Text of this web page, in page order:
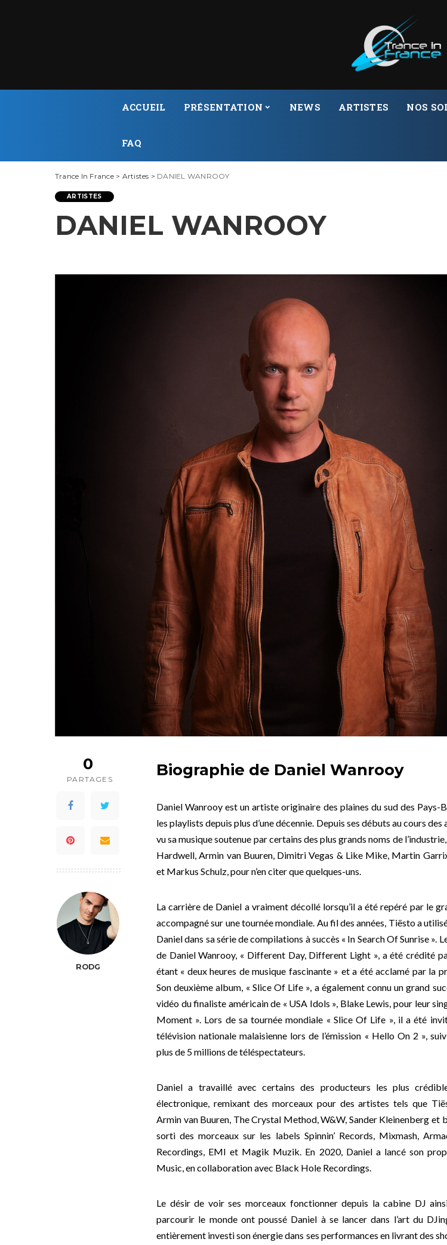
ACCUEIL PRÉSENTATION NEWS ARTISTES NOS
FAQ
Trance In France> Artistes > DANIEL WANROOY
ARTISTES
DANIEL WANROOY
0
PARTAGES
RODG
Biographie de Daniel Wanrooy
Daniel Wanrooy est un artiste originaire des plaines du sud des Pays-
les playlists depuis plus d’une décennie. Depuis ses débuts au cours des
vu sa musique soutenue par certains des plus grands noms de
Hardwell, Armin van Buuren, Dimitri Vegas & Like Mike, Martin
et Markus Schulz, pour n’en citer que quelques-uns.
La carrière de Daniel a vraiment décollé lorsqu’il a été repéré par le
accompagné sur une tournée mondiale. Au fil des années, Tiësto a
Daniel dans sa série de compilations à succès « In Search Of Sunrise ».
de Daniel Wanrooy, « Different Day, Different Light », a été crédité
étant « deux heures de musique fascinante » et a été acclamé par la
Son deuxième album, « Slice Of Life », a également connu un grand
vidéo du finaliste américain de « USA Idols », Blake Lewis, pour leur
Moment ». Lors de sa tournée mondiale « Slice Of Life », il a été
télévision nationale malaisienne lors de l’émission « Hello On 2 »,
plus de 5 millions de téléspectateurs.
Daniel a travaillé avec certains des producteurs les plus
électronique, remixant des morceaux pour des artistes tels que
Armin van Buuren, The Crystal Method, W&W, Sander Kleinenberg et
sorti des morceaux sur les labels Spinnin’ Records, Mixmash,
Recordings, EMI et Magik Muzik. En 2020, Daniel a lancé son
Music, en collaboration avec Black Hole Recordings.
Le désir de voir ses morceaux fonctionner depuis la cabine DJ
parcourir le monde ont poussé Daniel à se lancer dans l’art du
entièrement investi son énergie dans ses performances en livrant des